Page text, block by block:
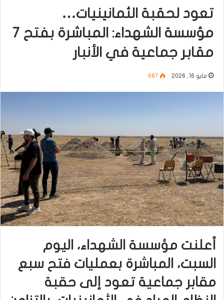
تعود لحقبة الثمانينيات…
مؤسسة الشهداء: المباشرة بفتح 7
مقابر جماعية في الأنبار
مايو 16, 2026 667
أعلنت مؤسسة الشهداء، اليوم
السبت، المباشرة بعمليات فتح سبع
مقابر جماعية تعود إلى حقبة